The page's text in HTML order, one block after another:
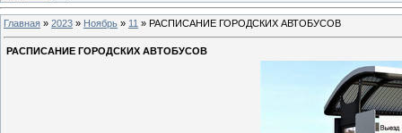
Главная » 2023 » Ноябрь » 11 » РАСПИСАНИЕ ГОРОДСКИХ АВТОБУСОВ
РАСПИСАНИЕ ГОРОДСКИХ АВТОБУСОВ